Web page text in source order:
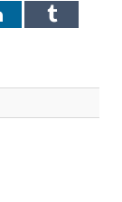
LinkedInTumblr